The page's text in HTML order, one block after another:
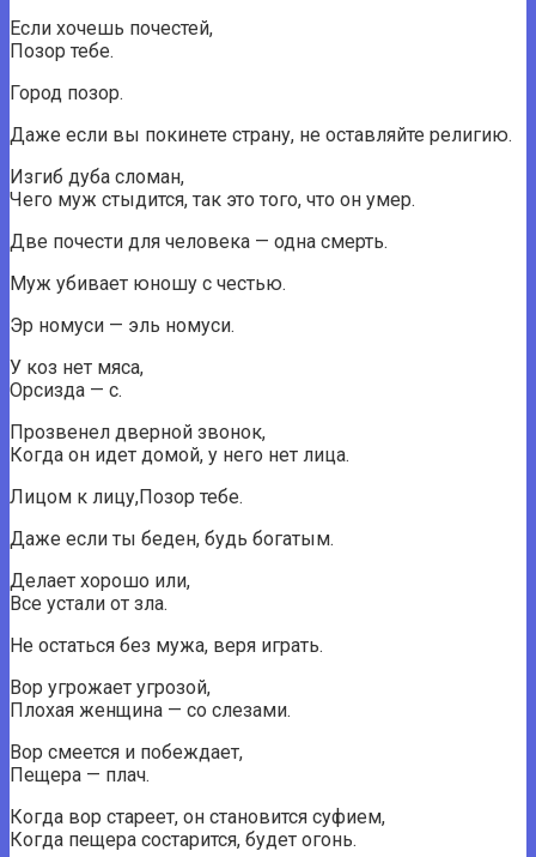
Если хочешь почестей,
Позор тебе.
Город позор.
Даже если вы покинете страну, не оставляйте религию.
Изгиб дуба сломан,
Чего муж стыдится, так это того, что он умер.
Две почести для человека — одна смерть.
Муж убивает юношу с честью.
Эр номуси — эль номуси.
У коз нет мяса,
Орсизда — с.
Прозвенел дверной звонок,
Когда он идет домой, у него нет лица.
Лицом к лицу,Позор тебе.
Даже если ты беден, будь богатым.
Делает хорошо или,
Все устали от зла.
Не остаться без мужа, веря играть.
Вор угрожает угрозой,
Плохая женщина — со слезами.
Вор смеется и побеждает,
Пещера — плач.
Когда вор стареет, он становится суфием,
Когда пещера состарится, будет огонь.